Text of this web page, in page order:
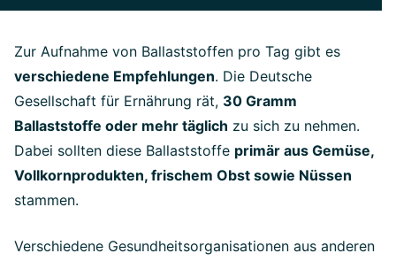
Zur Aufnahme von Ballaststoffen pro Tag gibt es
verschiedene Empfehlungen. Die Deutsche
Gesellschaft für Ernährung rät, 30 Gramm
Ballaststoffe oder mehr täglich zu sich zu nehmen.
Dabei sollten diese Ballaststoffe primär aus Gemüse,
Vollkornprodukten, frischem Obst sowie Nüssen
stammen.
Verschiedene Gesundheitsorganisationen aus anderen